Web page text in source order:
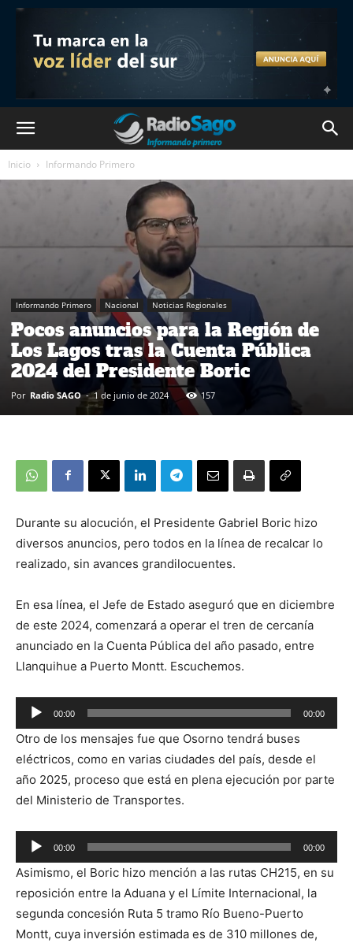
Inicio Informando Primero
Informando Primero Nacional Noticias Regionales
Pocos anuncios para la Región de
Los Lagos tras la Cuenta Pública
2024 del Presidente Boric
Por Radio SAGO - 1 de junio de 2024 157
Durante su alocución, el Presidente Gabriel Boric hizo
diversos anuncios, pero todos en la línea de recalcar lo
realizado, sin avances grandilocuentes.
En esa línea, el Jefe de Estado aseguró que en diciembre
de este 2024, comenzará a operar el tren de cercanía
anunciado en la Cuenta Pública del año pasado, entre
Llanquihue a Puerto Montt. Escuchemos.
Reproductor
de
audio
00:00 00:00
Otro de los mensajes fue que Osorno tendrá buses
eléctricos, como en varias ciudades del país, desde el
año 2025, proceso que está en plena ejecución por parte
del Ministerio de Transportes.
Reproductor
de
audio
00:00 00:00
Asimismo, el Boric hizo mención a las rutas CH215, en su
reposición entre la Aduana y el Límite Internacional, la
segunda concesión Ruta 5 tramo Río Bueno-Puerto
Montt, cuya inversión estimada es de 310 millones de,